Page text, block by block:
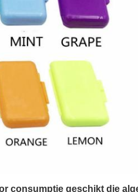
consumptie geschikt die